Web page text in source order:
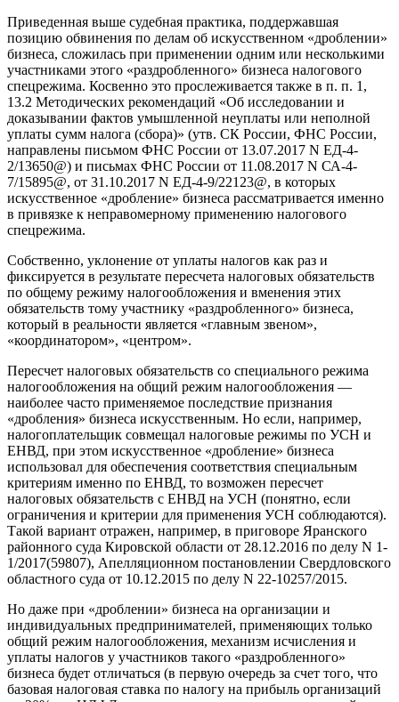
Приведенная выше судебная практика, поддержавшая
позицию обвинения по делам об искусственном «дроблении»
бизнеса, сложилась при применении одним или несколькими
участниками этого «раздробленного» бизнеса налогового
спецрежима. Косвенно это прослеживается также в п. п. 1,
13.2 Методических рекомендаций «Об исследовании и
доказывании фактов умышленной неуплаты или неполной
уплаты сумм налога (сбора)» (утв. СК России, ФНС России,
направлены письмом ФНС России от 13.07.2017 N ЕД-4-
2/13650@) и письмах ФНС России от 11.08.2017 N СА-4-
7/15895@, от 31.10.2017 N ЕД-4-9/22123@, в которых
искусственное «дробление» бизнеса рассматривается именно
в привязке к неправомерному применению налогового
спецрежима.
Собственно, уклонение от уплаты налогов как раз и
фиксируется в результате пересчета налоговых обязательств
по общему режиму налогообложения и вменения этих
обязательств тому участнику «раздробленного» бизнеса,
который в реальности является «главным звеном»,
«координатором», «центром».
Пересчет налоговых обязательств со специального режима
налогообложения на общий режим налогообложения —
наиболее часто применяемое последствие признания
«дробления» бизнеса искусственным. Но если, например,
налогоплательщик совмещал налоговые режимы по УСН и
ЕНВД, при этом искусственное «дробление» бизнеса
использовал для обеспечения соответствия специальным
критериям именно по ЕНВД, то возможен пересчет
налоговых обязательств с ЕНВД на УСН (понятно, если
ограничения и критерии для применения УСН соблюдаются).
Такой вариант отражен, например, в приговоре Яранского
районного суда Кировской области от 28.12.2016 по делу N 1-
1/2017(59807), Апелляционном постановлении Свердловского
областного суда от 10.12.2015 по делу N 22-10257/2015.
Но даже при «дроблении» бизнеса на организации и
индивидуальных предпринимателей, применяющих только
общий режим налогообложения, механизм исчисления и
уплаты налогов у участников такого «раздробленного»
бизнеса будет отличаться (в первую очередь за счет того, что
базовая налоговая ставка по налогу на прибыль организаций